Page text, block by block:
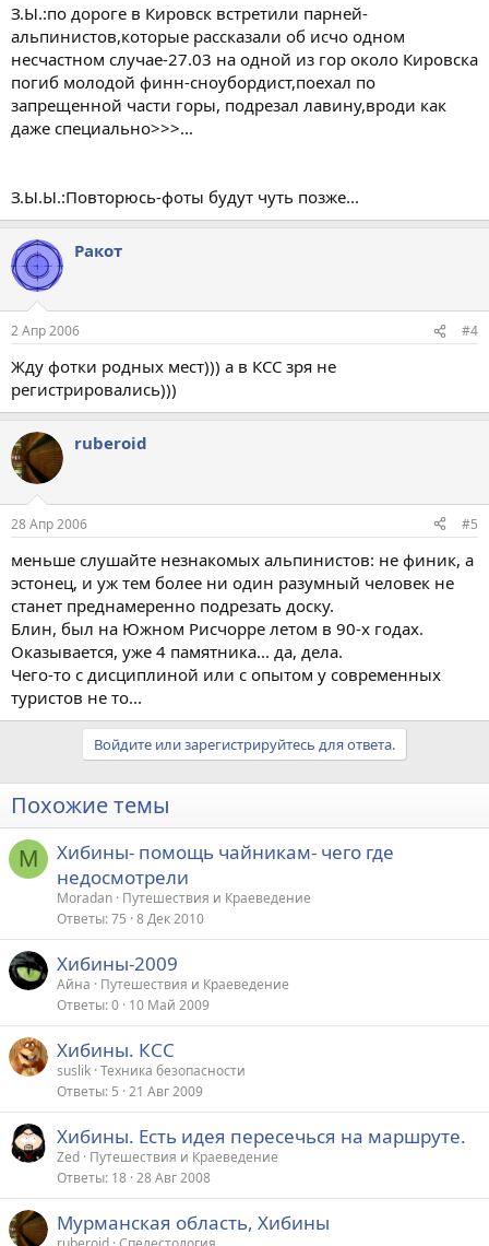
З.Ы.:по дороге в Кировск встретили парней-
альпинистов,которые рассказали об исчо одном
несчастном случае-27.03 на одной из гор около Кировска
погиб молодой финн-сноубордист,поехал по
запрещенной части горы, подрезал лавину,вроди как
даже специально>>>...
З.Ы.Ы.:Повторюсь-фоты будут чуть позже...
Ракот
2 Апр 2006 #4
Жду фотки родных мест))) а в КСС зря не
регистрировались)))
ruberoid
28 Апр 2006 #5
меньше слушайте незнакомых альпинистов: не финик, а
эстонец, и уж тем более ни один разумный человек не
станет преднамеренно подрезать доску.
Блин, был на Южном Рисчорре летом в 90-х годах.
Оказывается, уже 4 памятника... да, дела.
Чего-то с дисциплиной или с опытом у современных
туристов не то...
Войдите или зарегистрируйтесь для ответа.
Похожие темы
M
Хибины- помощь чайникам- чего где
недосмотрели
Moradan Путешествия и Краеведение
Ответы 75 8 Дек 2010
Хибины-2009
Айна
Путешествия и Краеведение
Ответы 0 10 Май 2009
Хибины. КСС
suslik Техника безопасности
Ответы 5 21 Авг 2009
Хибины. Есть идея пересечься на маршруте.
Zed Путешествия и Краеведение
Ответы 18 28 Авг 2008
Мурманская область, Хибины